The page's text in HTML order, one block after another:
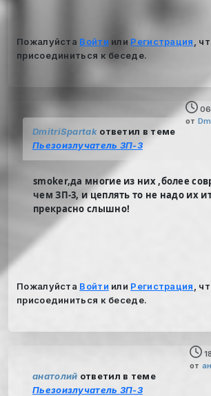
Пожалуйста Войти или Регистрация
,
присоединиться к беседе.
от
DmitriSpartakответил в теме
Пьезоизлучатель ЗП-3
smoker,да многие из них ,более
чем ЗП-3, и цеплять то не надо их
прекрасно слышно!
Пожалуйста Войти или Регистрация
,
присоединиться к беседе.
от
анатолий ответил в теме
Пьезоизлучатель ЗП-3